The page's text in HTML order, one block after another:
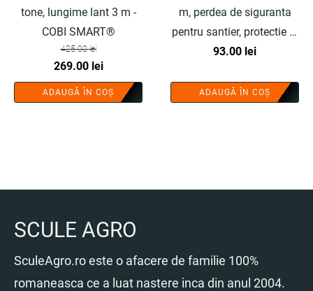
tone, lungime lant 3 m -
COBI SMART®
425.00lei
Prețul
inițial
a
269.00 leiPrețul
curent
este:
ADAUGĂ ÎN COȘ
m, perdea de siguranta
pentru santier, protectie si
delimitare zone de lucru -
93.00 lei
ADAUGĂ ÎN COȘ
SCULE AGRO
SculeAgro.ro este o afacere de familie 100%
romaneasca ce a luat nastere inca din anul 2004.